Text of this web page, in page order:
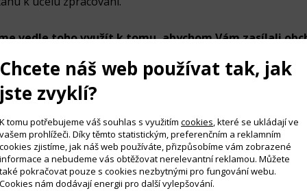
vedle toho využít k tomu, abychom Vám zasílali
službách, které poskytujeme a které by Vás, podle
pro účely odpovědi na Vámi vznesené dotazy
neuzavření smlouvy nebo neposkytnutí odpovědi na
zasílání obchodních sdělení můžete kdykoliv
žádostí nainfo@zetfin.cznebo jinou adresu, ze
Chcete náš web používat tak, jak
jste zvyklí?
K tomu potřebujeme váš souhlas s využitím cookies, které se ukládají ve
vašem prohlížeči. Díky těmto statistickým, preferenčním a reklamním
cookies zjistíme, jak náš web používáte, přizpůsobíme vám zobrazené
informace a nebudeme vás obtěžovat nerelevantní reklamou. Můžete
také pokračovat pouze s cookies nezbytnými pro fungování webu.
Cookies nám dodávají energii pro další vylepšování.